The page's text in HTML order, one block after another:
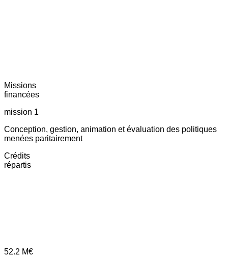
Missions
financées
mission 1
Conception, gestion, animation et évaluation des politiques
menées paritairement
Crédits
répartis
52.2 M€